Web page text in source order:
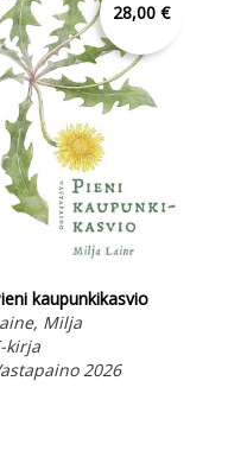
28,00 €
kaupunkikasvio
Milja
kirja
2026